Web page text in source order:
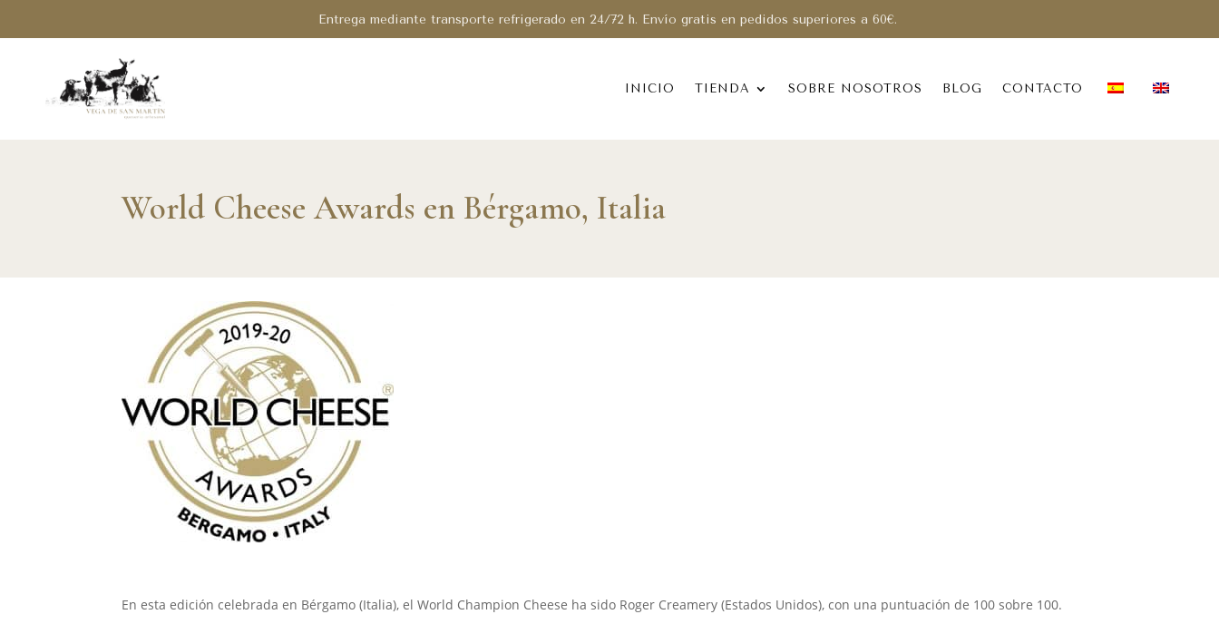
Entrega mediante transporte refrigerado en 24/72 h. Envío gratis en pedidos superiores a 60€.
INICIO TIENDA SOBRE NOSOTROS BLOG CONTACTO
World Cheese Awards en Bérgamo, Italia
En esta edición celebrada en Bérgamo (Italia), el World Champion Cheese ha sido Roger Creamery (Estados Unidos), con una puntuación de 100 sobre 100.